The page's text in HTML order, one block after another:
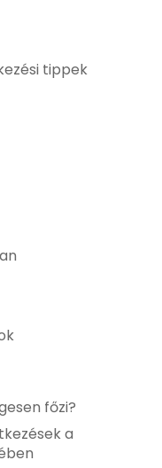
tippek
főzi?
a